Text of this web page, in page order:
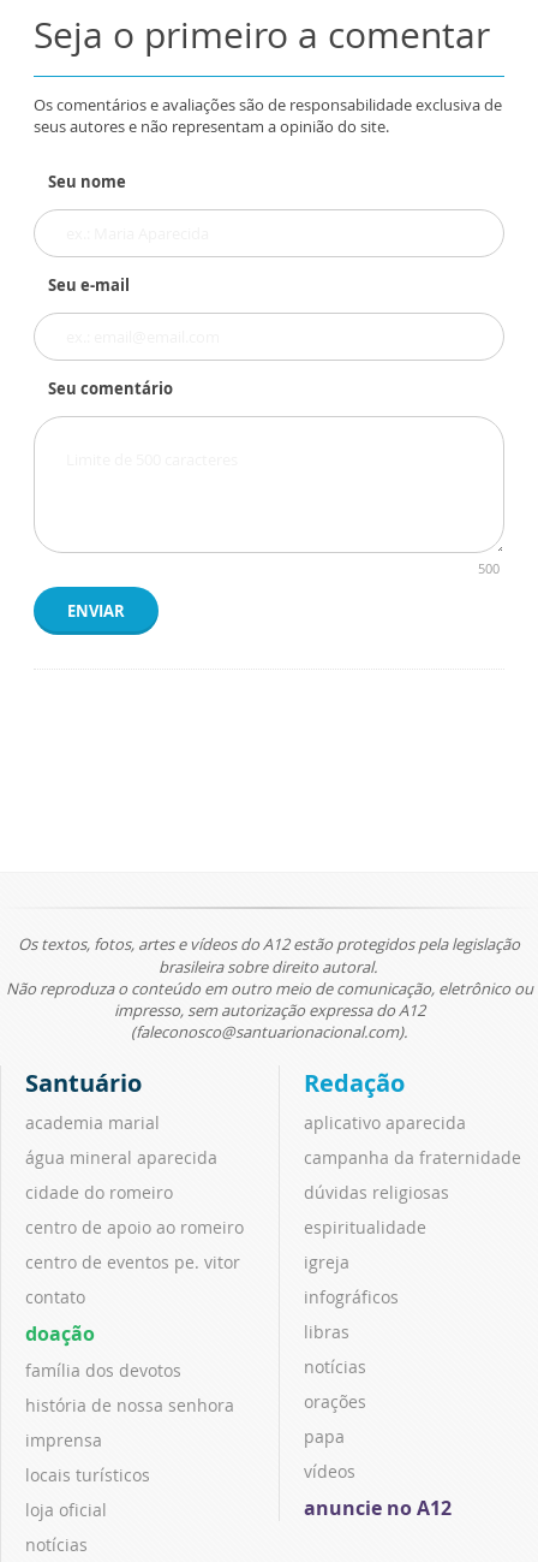
Seja o primeiro a comentar
Os comentários e avaliações são de responsabilidade exclusiva de
seus autores e não representam a opinião do site.
Seu nome
Seu e-mail
Seu comentário
500
ENVIAR
Os textos, fotos, artes e vídeos do A12 estão protegidos pela legislação
brasileira sobre direito autoral.
Não reproduza o conteúdo em outro meio de comunicação, eletrônico ou
impresso, sem autorização expressa do A12
(faleconosco@santuarionacional.com).
Santuário
academia marial
água mineral aparecida
cidade do romeiro
centro de apoio ao romeiro
centro de eventos pe. vitor
contato
doação
família dos devotos
história de nossa senhora
imprensa
locais turísticos
loja oficial
notícias
Redação
aplicativo aparecida
campanha da fraternidade
dúvidas religiosas
espiritualidade
igreja
infográficos
libras
notícias
orações
papa
vídeos
anuncie no A12